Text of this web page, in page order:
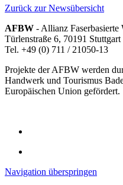
Zurück zur Newsübersicht
AFBW - Allianz
Türlenstraße 6, 70191 Stuttgart
Tel. +49 (0) 711 / 21050-13
Projekte der AFBW werden
Handwerk und Tourismus
Europäischen Union gefördert.
Navigation überspringen